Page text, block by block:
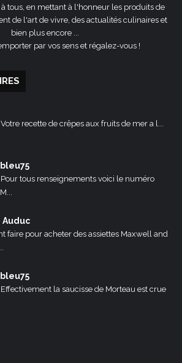
tous, en mettant à l'honneur les produits de
de l'art de vivre, des actualités culinaires et
bien plus encore ...
par vos sens et régalez-vous !
recette de crêpes aux fruits de mer a l...
tous renseignements voici le numéro
faire pour acheter des assiettes Maxwell and
la saucisse de Morteau est crue